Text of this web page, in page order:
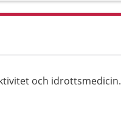
och idrottsmedicin.